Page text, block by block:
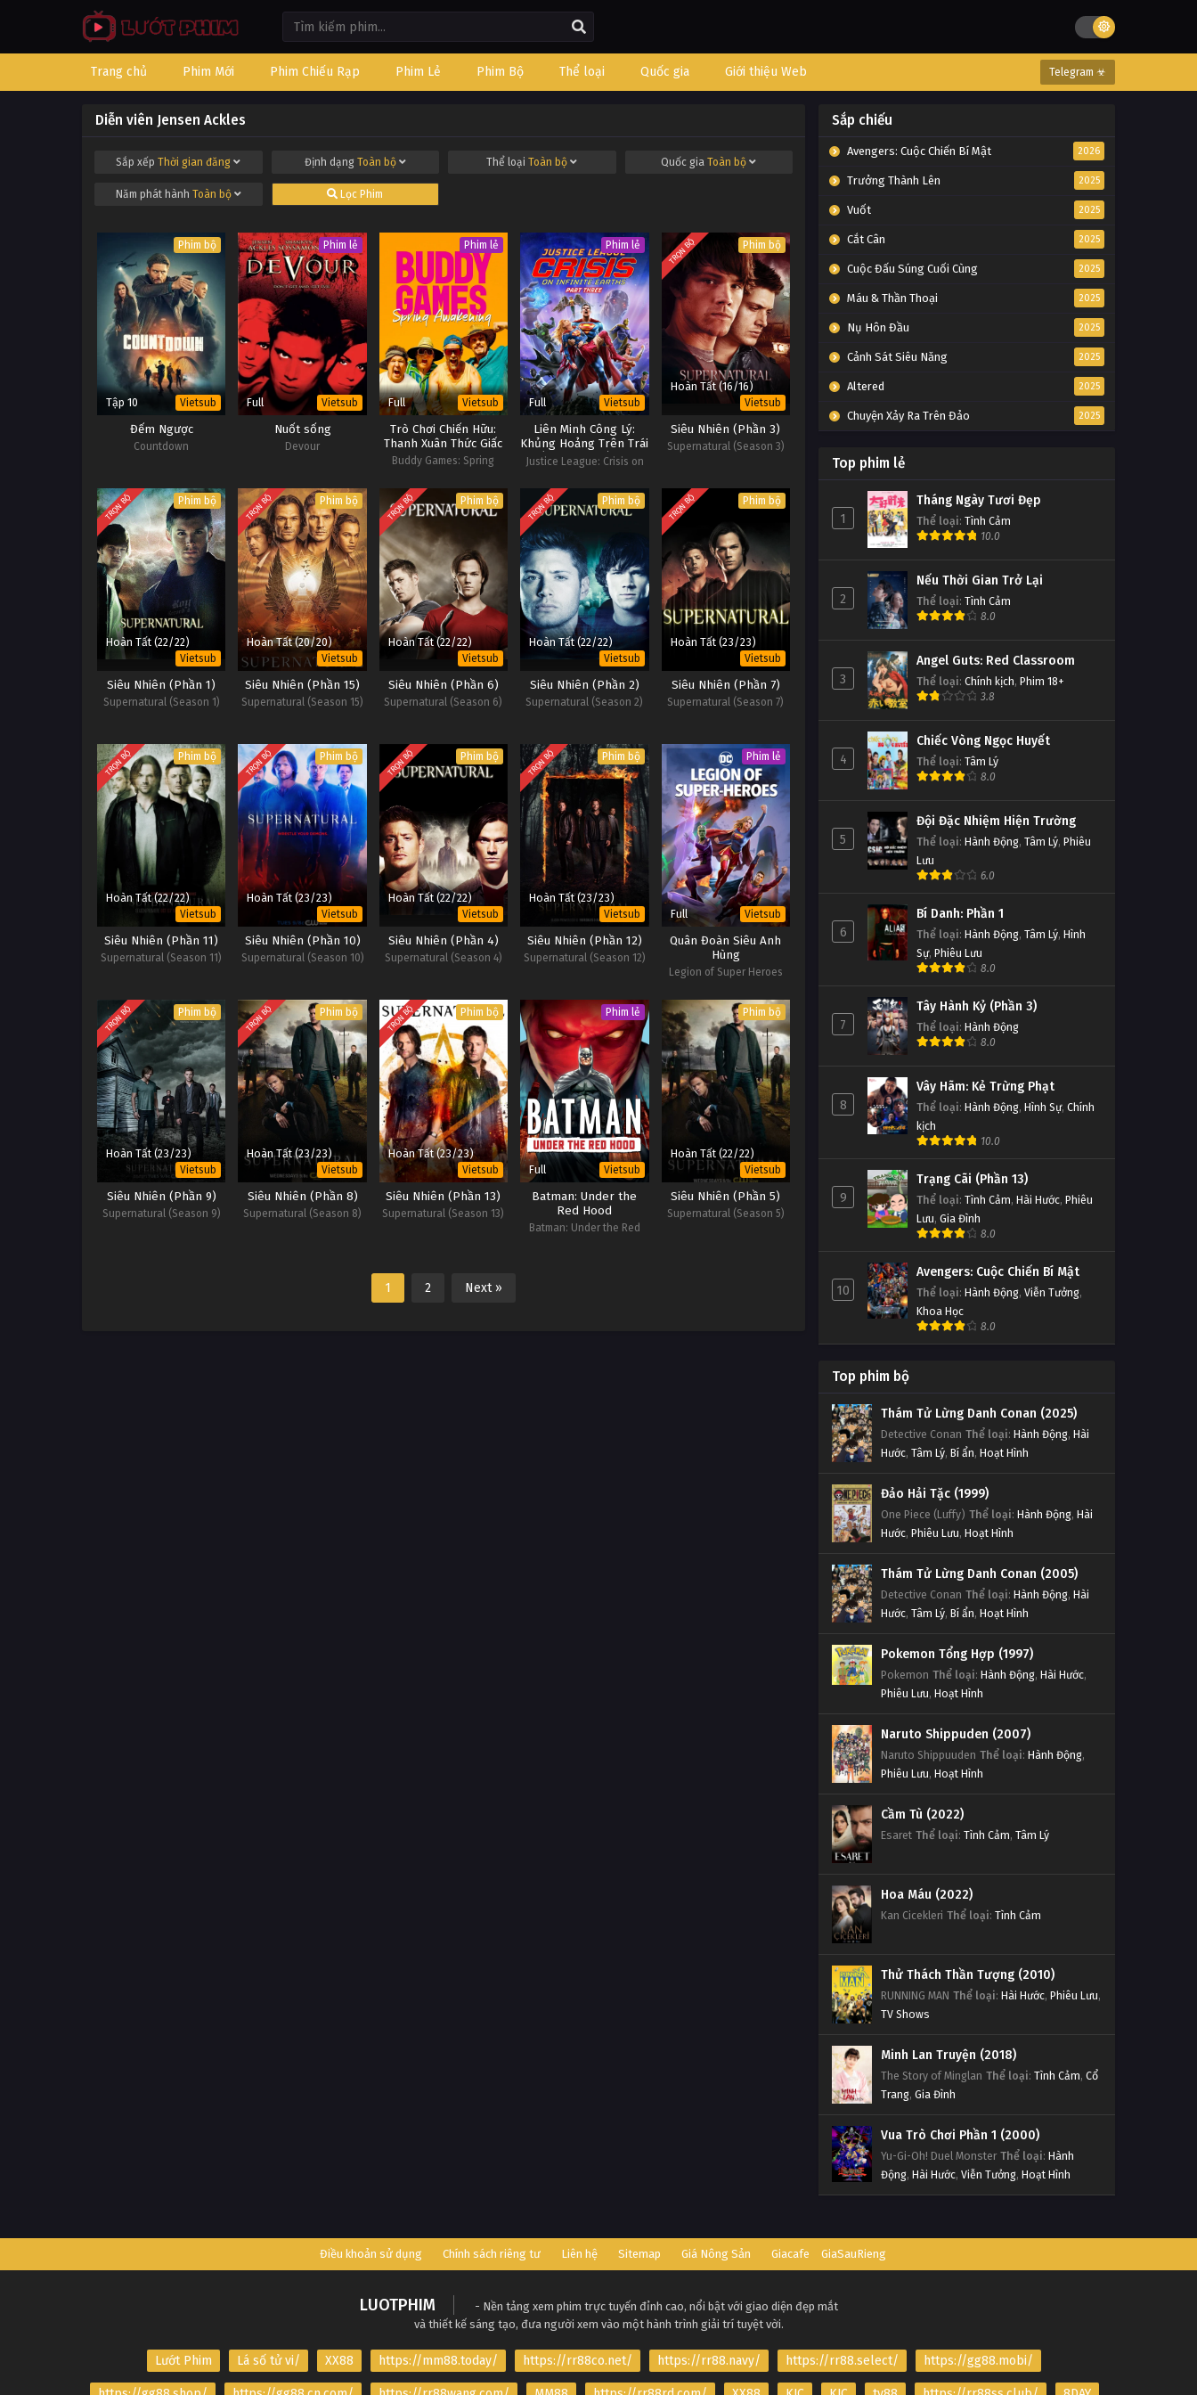
Trang chủ Phim Mới Phim Chiếu Rạp Phim Lẻ Phim Bộ Thể loại Quốc gia Giới thiệu Web Telegram ☣
Diễn viên Jensen Ackles
Sắp xếpThời gian đăng Định dạng Toàn bộ Thể loạiToàn bộ Quốc giaToàn bộ
Năm phát hành Toàn bộ Lọc Phim
Phim bộ
Tập 10 Vietsub
Đếm Ngược
Countdown
Phim lẻ
Full Vietsub
Nuốt sống
Devour
Phim lẻ
Full Vietsub
Trò Chơi Chiến Hữu:
Thanh Xuân Thức Giấc
Buddy Games: Spring
Phim lẻ
Full Vietsub
Liên Minh Công Lý:
Khủng Hoảng Trên Trái
Đất Vô Tận Phần Ba
Justice League: Crisis on
TRỌN BỘ Phim bộ
Hoàn Tất (16/16)
Vietsub
Siêu Nhiên (Phần 3)
Supernatural (Season 3)
TRỌN BỘ Phim bộ
Hoàn Tất (22/22)
Vietsub
Siêu Nhiên (Phần 1)
Supernatural (Season 1)
TRỌN BỘ Phim bộ
Hoàn Tất (20/20)
Vietsub
Siêu Nhiên (Phần 15)
Supernatural (Season 15)
TRỌN BỘ Phim bộ
Hoàn Tất (22/22)
Vietsub
Siêu Nhiên (Phần 6)
Supernatural (Season 6)
TRỌN BỘ Phim bộ
Hoàn Tất (22/22)
Vietsub
Siêu Nhiên (Phần 2)
Supernatural (Season 2)
TRỌN BỘ Phim bộ
Hoàn Tất (23/23)
Vietsub
Siêu Nhiên (Phần 7)
Supernatural (Season 7)
TRỌN BỘ Phim bộ
Hoàn Tất (22/22)
Vietsub
Siêu Nhiên (Phần 11)
Supernatural (Season 11)
TRỌN BỘ Phim bộ
Hoàn Tất (23/23)
Vietsub
Siêu Nhiên (Phần 10)
Supernatural (Season 10)
TRỌN BỘ Phim bộ
Hoàn Tất (22/22)
Vietsub
Siêu Nhiên (Phần 4)
Supernatural (Season 4)
TRỌN BỘ Phim bộ
Hoàn Tất (23/23)
Vietsub
Siêu Nhiên (Phần 12)
Supernatural (Season 12)
Phim lẻ
Full Vietsub
Quân Đoàn Siêu Anh
Hùng
Legion of Super Heroes
TRỌN BỘ Phim bộ
Hoàn Tất (23/23)
Vietsub
Siêu Nhiên (Phần 9)
Supernatural (Season 9)
TRỌN BỘ Phim bộ
Hoàn Tất (23/23)
Vietsub
Siêu Nhiên (Phần 8)
Supernatural (Season 8)
TRỌN BỘ Phim bộ
Hoàn Tất (23/23)
Vietsub
Siêu Nhiên (Phần 13)
Supernatural (Season 13)
Phim lẻ
Full Vietsub
Batman: Under the
Red Hood
Batman: Under the Red
Phim bộ
Hoàn Tất (22/22)
Vietsub
Siêu Nhiên (Phần 5)
Supernatural (Season 5)
1 2 Next »
Sắp chiếu
Avengers: Cuộc Chiến Bí Mật 2026
Trưởng Thành Lên 2025
Vuốt 2025
Cắt Cân 2025
Cuộc Đấu Súng Cuối Cùng 2025
Máu & Thần Thoại 2025
Nụ Hôn Đầu 2025
Cảnh Sát Siêu Năng 2025
Altered 2025
Chuyện Xảy Ra Trên Đảo 2025
Top phim lẻ
1
Tháng Ngày Tươi Đẹp
Thể loại: Tình Cảm
10.0
2
Nếu Thời Gian Trở Lại
Thể loại: Tình Cảm
8.0
3
Angel Guts: Red Classroom
Thể loại: Chính kịch, Phim 18+
3.8
4
Chiếc Vòng Ngọc Huyết
Thể loại: Tâm Lý
8.0
5
Đội Đặc Nhiệm Hiện Trường
Thể loại: Hành Động, Tâm Lý, Phiêu
Lưu
6.0
6
Bí Danh: Phần 1
Thể loại: Hành Động, Tâm Lý, Hình
Sự, Phiêu Lưu
8.0
7
Tây Hành Kỷ (Phần 3)
Thể loại: Hành Động
8.0
8
Vây Hãm: Kẻ Trừng Phạt
Thể loại: Hành Động, Hình Sự, Chính
kịch
10.0
9
Trạng Cãi (Phần 13)
Thể loại: Tình Cảm, Hài Hước, Phiêu
Lưu, Gia Đình
8.0
10
Avengers: Cuộc Chiến Bí Mật
Thể loại: Hành Động, Viễn Tưởng,
Khoa Học
8.0
Top phim bộ
Thám Tử Lừng Danh Conan (2025)
Detective Conan Thể loại: Hành Động, Hài
Hước, Tâm Lý, Bí ẩn, Hoạt Hình
Đảo Hải Tặc (1999)
One Piece (Luffy) Thể loại: Hành Động, Hài
Hước, Phiêu Lưu, Hoạt Hình
Thám Tử Lừng Danh Conan (2005)
Detective Conan Thể loại: Hành Động, Hài
Hước, Tâm Lý, Bí ẩn, Hoạt Hình
Pokemon Tổng Hợp (1997)
Pokemon Thể loại: Hành Động, Hài Hước,
Phiêu Lưu, Hoạt Hình
Naruto Shippuden (2007)
Naruto Shippuuden Thể loại: Hành Động,
Phiêu Lưu, Hoạt Hình
Cầm Tù (2022)
Esaret Thể loại: Tình Cảm, Tâm Lý
Hoa Máu (2022)
Kan Cicekleri Thể loại: Tình Cảm
Thử Thách Thần Tượng (2010)
RUNNING MAN Thể loại: Hài Hước, Phiêu Lưu,
TV Shows
Minh Lan Truyện (2018)
The Story of Minglan Thể loại: Tình Cảm, Cổ
Trang, Gia Đình
Vua Trò Chơi Phần 1 (2000)
Yu-Gi-Oh! Duel Monster Thể loại: Hành
Động, Hài Hước, Viễn Tưởng, Hoạt Hình
Điều khoản sử dụng Chính sách riêng tư Liên hệ Sitemap Giá Nông Sản Giacafe GiaSauRieng
LUOTPHIM
- Nền tảng xem phim trực tuyến đỉnh cao, nổi bật với giao diện đẹp mắt
và thiết kế sáng tạo, đưa người xem vào một hành trình giải trí tuyệt vời.
Lướt Phim Lá số tử vi/ XX88 https://mm88.today/ https://rr88co.net/ https://rr88.navy/ https://rr88.select/ https://gg88.mobi/